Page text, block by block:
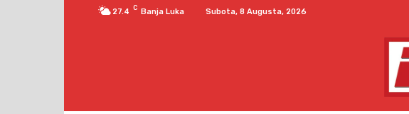
27.4 C Banja Luka Subota, 8 Augusta, 2026